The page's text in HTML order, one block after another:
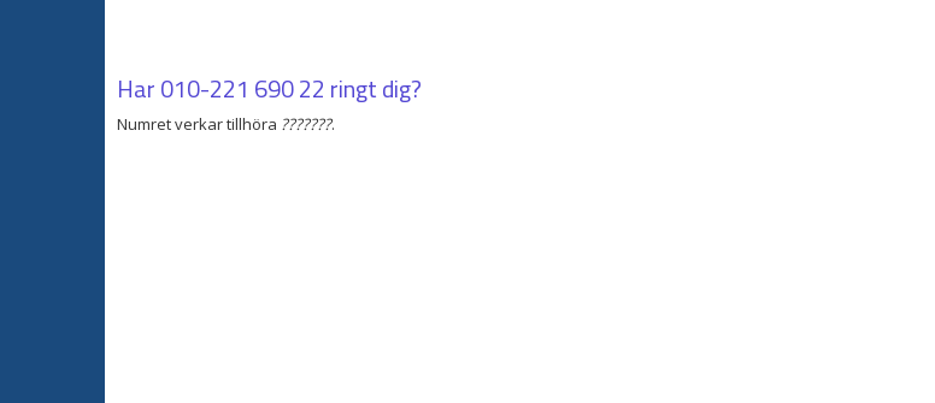
Har010-221 690 22 ringt dig?
Numret verkar tillhöra ???????.